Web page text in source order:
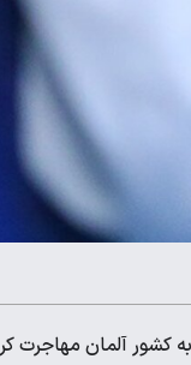
کشور آلمان مهاجرت